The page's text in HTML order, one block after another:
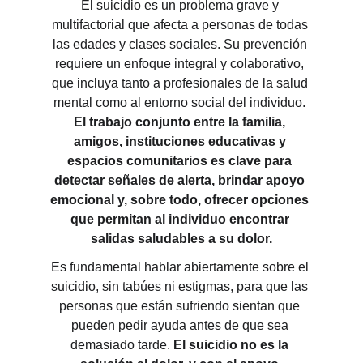
El suicidio es un problema grave y
multifactorial que afecta a personas de todas
las edades y clases sociales. Su prevención
requiere un enfoque integral y colaborativo,
que incluya tanto a profesionales de la salud
mental como al entorno social del individuo.
El trabajo conjunto entre la familia,
amigos, instituciones educativas y
espacios comunitarios es clave para
detectar señales de alerta, brindar apoyo
emocional y, sobre todo, ofrecer opciones
que permitan al individuo encontrar
salidas saludables a su dolor.
Es fundamental hablar abiertamente sobre el
suicidio, sin tabúes ni estigmas, para que las
personas que están sufriendo sientan que
pueden pedir ayuda antes de que sea
demasiado tarde. El suicidio no es la